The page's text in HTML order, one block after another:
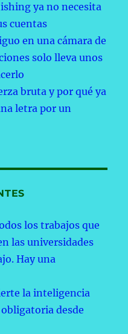
ya no necesita
cuentas
en una cámara de
solo lleva unos
bruta y por qué ya
letra por un
los trabajos que
las universidades
Hay una
la inteligencia
desde